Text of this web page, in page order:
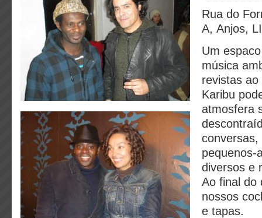
Rua do
A, Anjos,
Um
música
revistas
Karibu
atmosfera
conversas,
pequenos-
diversos e
Ao final do
nossos
e tapas.